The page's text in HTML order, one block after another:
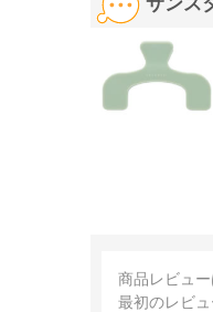
商品レビュー
最初のレビュ